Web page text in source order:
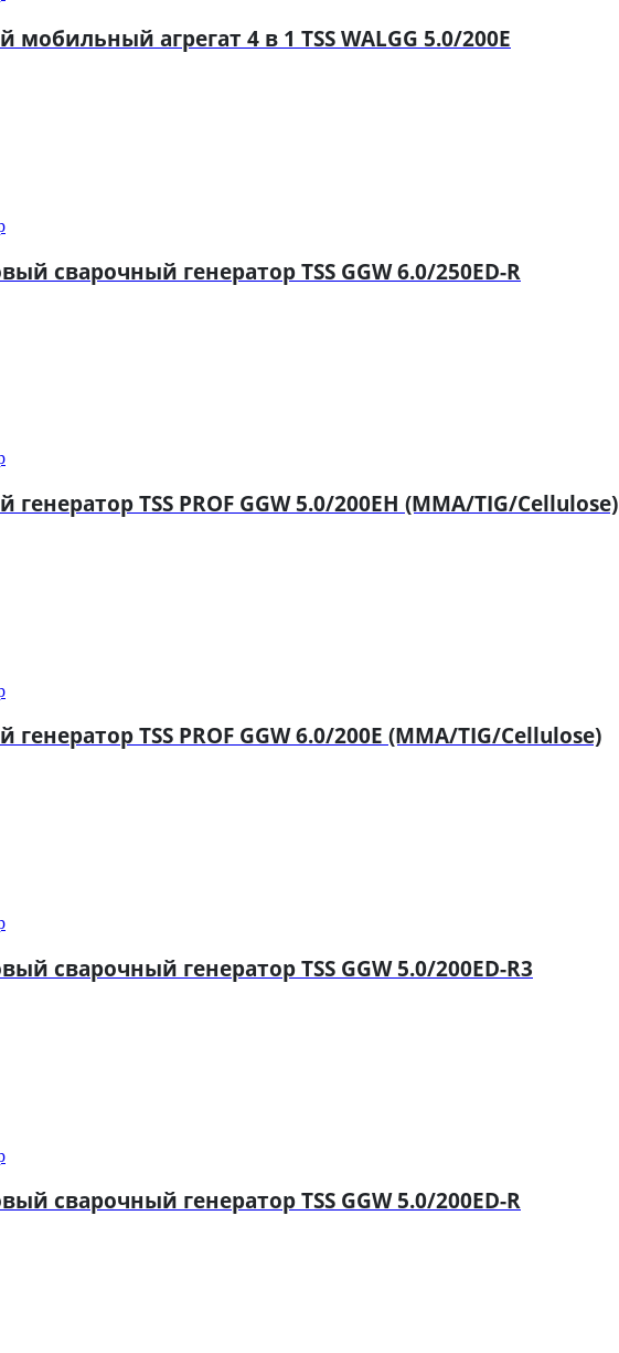
агрегат 4 в 1 TSS WALGG 5.0/200E
сварочный генератор TSS GGW 6.0/250ED-R
TSS PROF GGW 5.0/200EH (MMA/TIG/Cellulose)
TSS PROF GGW 6.0/200E (MMA/TIG/Cellulose)
сварочный генератор TSS GGW 5.0/200ED-R3
сварочный генератор TSS GGW 5.0/200ED-R